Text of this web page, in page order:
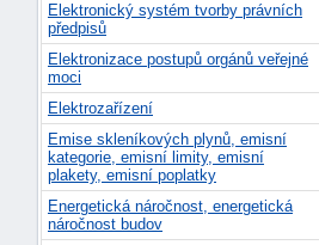
Elektronický systém tvorby právních
předpisů
Elektronizace postupů orgánů veřejné
moci
Elektrozařízení
Emise skleníkových plynů, emisní
kategorie, emisní limity, emisní
plakety, emisní poplatky
Energetická náročnost, energetická
náročnost budov